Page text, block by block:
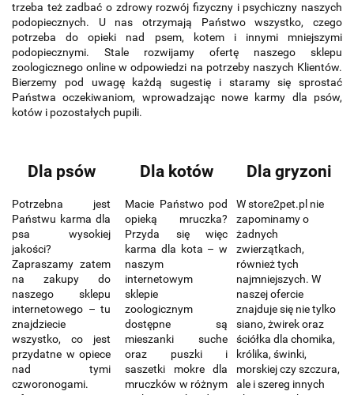
trzeba też zadbać o zdrowy rozwój fizyczny i psychiczny naszych
podopiecznych. U nas otrzymają Państwo wszystko, czego
potrzeba do opieki nad psem, kotem i innymi mniejszymi
podopiecznymi. Stale rozwijamy ofertę naszego sklepu
zoologicznego online w odpowiedzi na potrzeby naszych Klientów.
Bierzemy pod uwagę każdą sugestię i staramy się sprostać
Państwa oczekiwaniom, wprowadzając nowe karmy dla psów,
kotów i pozostałych pupili.
Dla psów
Potrzebna jest
Państwu karma dla
psa wysokiej
jakości?
Zapraszamy zatem
na zakupy do
naszego sklepu
internetowego – tu
znajdziecie
wszystko, co jest
przydatne w opiece
nad tymi
czworonogami.
Dla kotów
Macie Państwo pod
opieką mruczka?
Przyda się więc
karma dla kota – w
naszym
internetowym
sklepie
zoologicznym
dostępne są
mieszanki suche
oraz puszki i
saszetki mokre dla
mruczków w różnym
Dla gryzoni
W store2pet.pl nie
zapominamy o
żadnych
zwierzątkach,
również tych
najmniejszych. W
naszej ofercie
znajduje się nie tylko
siano, żwirek oraz
ściółka dla chomika,
królika, świnki,
morskiej czy szczura,
ale i szereg innych